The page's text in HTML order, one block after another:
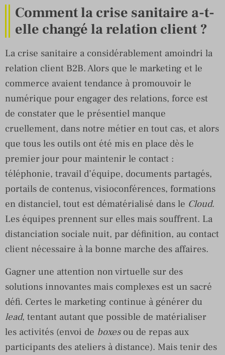
Comment la crise sanitaire a-t-
elle changé la relation client ?
La crise sanitaire a considérablement amoindri la
relation client B2B. Alors que le marketing et le
commerce avaient tendance à promouvoir le
numérique pour engager des relations, force est
de constater que le présentiel manque
cruellement, dans notre métier en tout cas, et alors
que tous les outils ont été mis en place dès le
premier jour pour maintenir le contact :
téléphonie, travail d’équipe, documents partagés,
portails de contenus, visioconférences, formations
en distanciel, tout est dématérialisé dans le Cloud.
Les équipes prennent sur elles mais souffrent. La
distanciation sociale nuit, par définition, au contact
client nécessaire à la bonne marche des affaires.
Gagner une attention non virtuelle sur des
solutions innovantes mais complexes est un sacré
défi. Certes le marketing continue à générer du
lead, tentant autant que possible de matérialiser
les activités (envoi de boxes ou de repas aux
participants des ateliers à distance). Mais tenir des